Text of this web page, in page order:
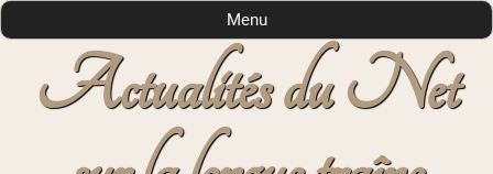
Actualités du Net
Menu